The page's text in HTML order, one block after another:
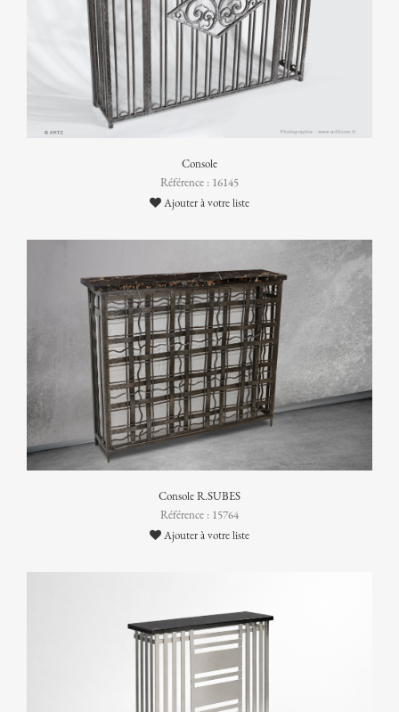
Console
Référence : 16145
Ajouter à votre liste
Console R.SUBES
Référence : 15764
Ajouter à votre liste